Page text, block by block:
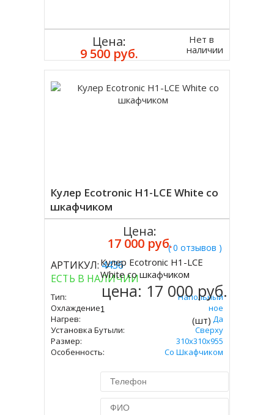
Цена:
9 500 руб.
Нет в
наличии
Кулер Ecotronic H1-LCE White со
шкафчиком
( 0 отзывов )
АРТИКУЛ:4436
ЕСТЬ В НАЛИЧИИ
Тип:
Напольный
Охлаждение:
Электронное
Нагрев:
Да
Установка Бутыли:
Сверху
Размер:
310x310х955
Особенность:
Со Шкафчиком
Цена:
17 000 руб.
Купить
Кулер Ecotronic H1-LCE
White со шкафчиком
цена: 17 000 руб.
(шт)